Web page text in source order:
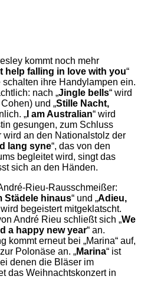
kommt noch mehr
help falling in love with you“
ihre Handylampen ein.
nach „Jingle bells“ wird
und „Stille Nacht,
„ I am Australian“ wird
gesungen, zum Schluss
an den Nationalstolz der
lang syne“, das von den
begleitet wird, singt das
sich an den Händen.
Rieu-Rausschmeißer:
Städele hinaus“ und „Adieu,
wird begeistert mitgeklatscht.
André Rieu schließt sich „We
a happy new year“ an.
kommt erneut bei „Marina“ auf,
Polonäse an. „Marina“ ist
denen die Bläser im
das Weihnachtskonzert in